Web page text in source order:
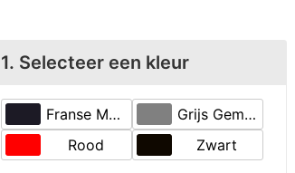
1. Selecteer een kleur
Franse Marine
Grijs Gemêleerd 2
Rood
Zwart